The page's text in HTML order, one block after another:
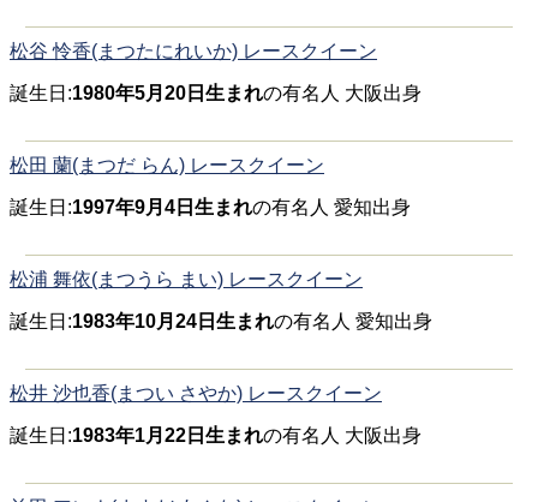
松谷 怜香(まつたにれいか) レースクイーン
誕生日:1980年5月20日生まれの有名人 大阪出身
松田 蘭(まつだ らん) レースクイーン
誕生日:1997年9月4日生まれの有名人 愛知出身
松浦 舞依(まつうら まい) レースクイーン
誕生日:1983年10月24日生まれの有名人 愛知出身
松井 沙也香(まつい さやか) レースクイーン
誕生日:1983年1月22日生まれの有名人 大阪出身